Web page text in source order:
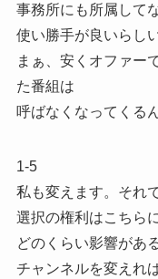
事務所にも所属して
使い勝手が良いらし
まぁ、安くオファー
た番組は
呼ばなくなってくる
1-5
私も変えます。それ
選択の権利はこちら
どのくらい影響があ
チャンネルを変えれ